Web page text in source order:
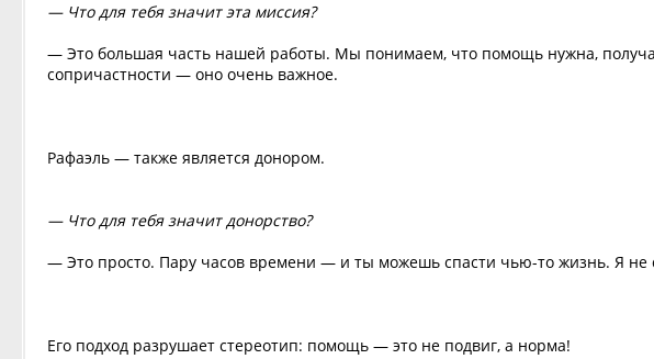
— Что для тебя значит эта миссия?
— Это большая часть нашей работы. Мы понимаем, что помощь нужна,
сопричастности — оно очень важное.
Рафаэль — также является донором.
— Что для тебя значит донорство?
— Это просто. Пару часов времени — и ты можешь спасти чью-то жизнь. Я не
Его подход разрушает стереотип: помощь — это не подвиг, а норма!